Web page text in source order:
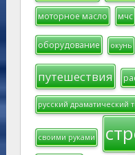
моторное масло мчс
оборудование окунь
путешествия
русский драматический
своими руками